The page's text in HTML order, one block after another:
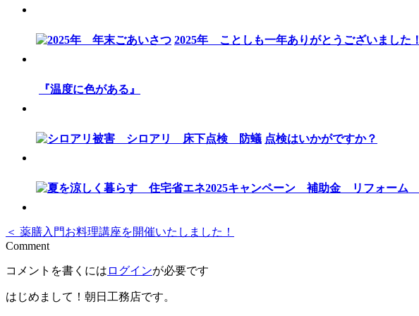
2025年 ことしも一年ありがとうございました！
『温度に色がある』
点検はいかがですか？
＜ 薬膳入門お料理講座を開催いたしました！
Comment
コメントを書くには ログインが必要です
はじめまして！朝日工務店です。